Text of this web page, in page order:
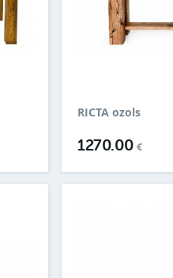
RICTA ozols
1270.00 €